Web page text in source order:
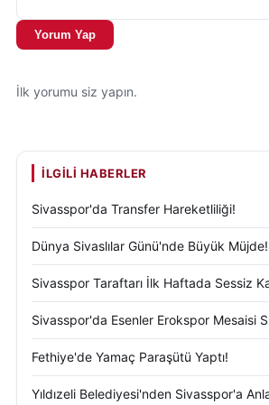
Yorum Yap
İlk yorumu siz yapın.
İLGILI HABERLER
Sivasspor'da Transfer Hareketliliği!
Dünya Sivaslılar Günü'nde Büyük Müjde!
Sivasspor Taraftarı İlk Haftada Sessiz
Sivasspor'da Esenler Erokspor Mesaisi
Fethiye'de Yamaç Paraşütü Yaptı!
Yıldızeli Belediyesi'nden Sivasspor'a